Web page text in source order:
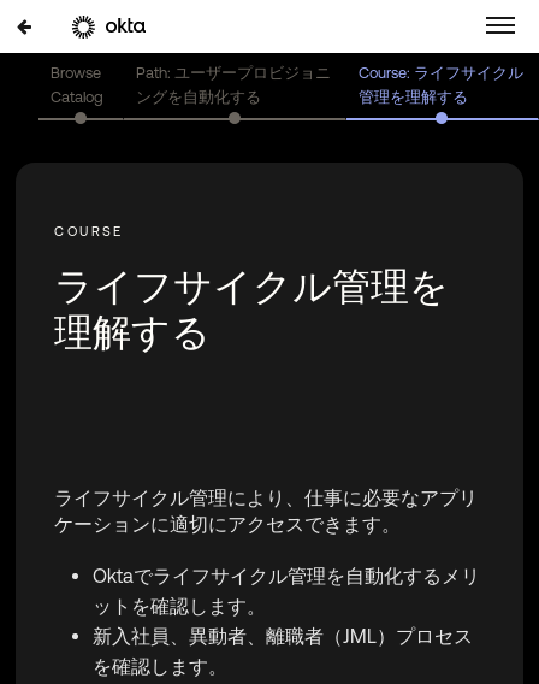
Browse
Catalog
Path: ユーザープロビジョニ
ングを自動化する
Course: ライフサイクル
管理を理解する
ライフサイクル管理を
理解する
ライフサイクル管理により、仕事に必要なアプリ
ケーションに適切にアクセスできます。
Oktaでライフサイクル管理を自動化するメリ
ットを確認します。
新入社員、異動者、離職者（JML）プロセス
を確認します。